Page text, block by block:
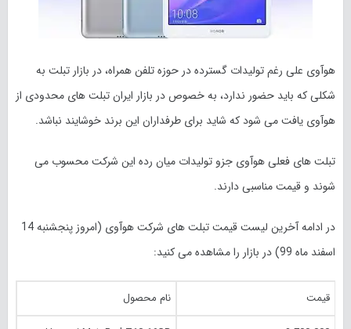
هوآوی علی رغم تولیدات گسترده در حوزه تلفن همراه، در بازار تبلت به
شکلی که باید حضور ندارد، به خصوص در بازار ایران تبلت های محدودی از
هوآوی یافت می شود که شاید برای طرفداران این برند خوشایند نباشد.
تبلت های فعلی هوآوی جزو تولیدات میان رده این شرکت محسوب می
شوند و قیمت مناسبی دارند.
در ادامه آخرین لیست قیمت تبلت های شرکت هوآوی (امروز پنجشنبه 14
اسفند ماه 99) در بازار را مشاهده می کنید:
قیمت نام محصول